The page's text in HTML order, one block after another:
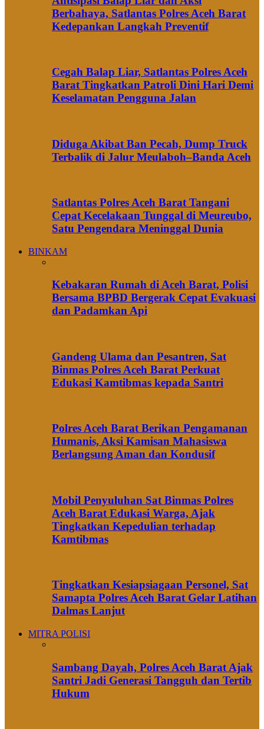
Berbahaya, Satlantas Polres Aceh Barat
Kedepankan Langkah Preventif
Cegah Balap Liar, Satlantas Polres Aceh
Barat Tingkatkan Patroli Dini Hari Demi
Keselamatan Pengguna Jalan
Diduga Akibat Ban Pecah, Dump Truck
Terbalik di Jalur Meulaboh–Banda Aceh
Satlantas Polres Aceh Barat Tangani
Cepat Kecelakaan Tunggal di Meureubo,
Satu Pengendara Meninggal Dunia
BINKAM
Kebakaran Rumah di Aceh Barat, Polisi
Bersama BPBD Bergerak Cepat Evakuasi
dan Padamkan Api
Gandeng Ulama dan Pesantren, Sat
Binmas Polres Aceh Barat Perkuat
Edukasi Kamtibmas kepada Santri
Polres Aceh Barat Berikan Pengamanan
Humanis, Aksi Kamisan Mahasiswa
Berlangsung Aman dan Kondusif
Mobil Penyuluhan Sat Binmas Polres
Aceh Barat Edukasi Warga, Ajak
Tingkatkan Kepedulian terhadap
Kamtibmas
Tingkatkan Kesiapsiagaan Personel, Sat
Samapta Polres Aceh Barat Gelar Latihan
Dalmas Lanjut
MITRA POLISI
Sambang Dayah, Polres Aceh Barat Ajak
Santri Jadi Generasi Tangguh dan Tertib
Hukum